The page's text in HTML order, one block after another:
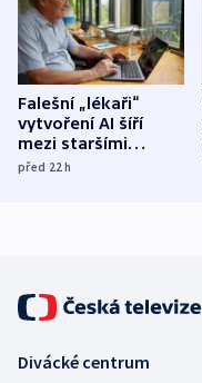
Falešní „lékaři“
vytvoření AI šíří
mezi staršími
Poláky nebezpečné
před 22h
Divácké centrum